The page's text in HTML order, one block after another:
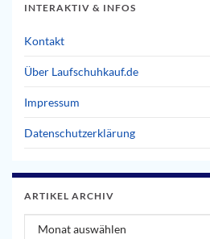
INTERAKTIV & INFOS
Kontakt
Über Laufschuhkauf.de
Impressum
Datenschutzerklärung
ARTIKEL ARCHIV
Artikel Archiv